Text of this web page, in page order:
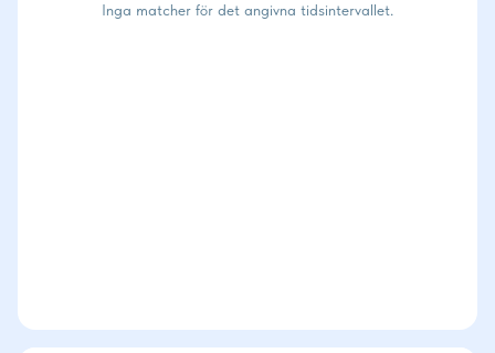
Inga matcher för det angivna tidsintervallet.